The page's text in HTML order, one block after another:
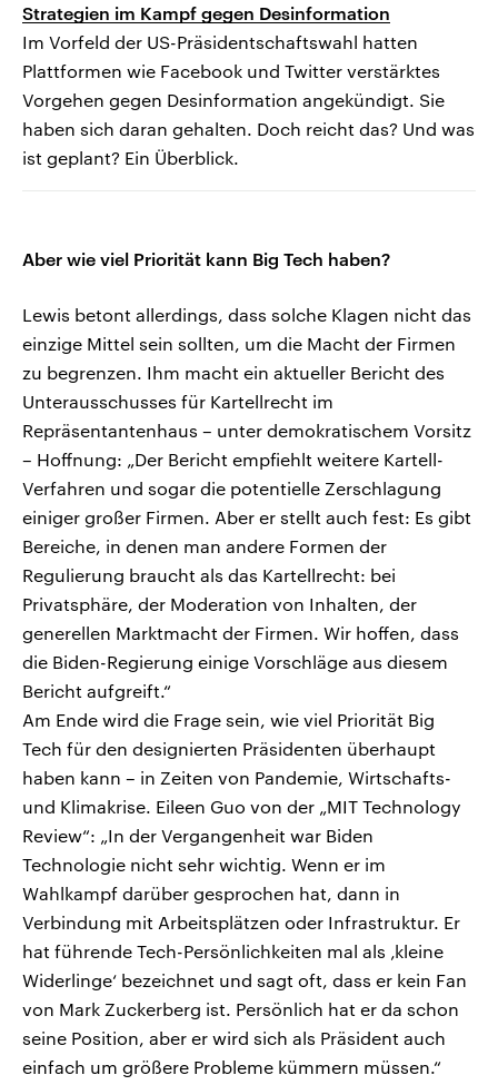
Strategien im Kampf gegen Desinformation
Im Vorfeld der US-Präsidentschaftswahl hatten
Plattformen wie Facebook und Twitter verstärktes
Vorgehen gegen Desinformation angekündigt. Sie
haben sich daran gehalten. Doch reicht das? Und was
ist geplant? Ein Überblick.
Aber wie viel Priorität kann Big Tech haben?
Lewis betont allerdings, dass solche Klagen nicht das
einzige Mittel sein sollten, um die Macht der Firmen
zu begrenzen. Ihm macht ein aktueller Bericht des
Unterausschusses für Kartellrecht im
Repräsentantenhaus – unter demokratischem Vorsitz
– Hoffnung: „Der Bericht empfiehlt weitere Kartell-
Verfahren und sogar die potentielle Zerschlagung
einiger großer Firmen. Aber er stellt auch fest: Es gibt
Bereiche, in denen man andere Formen der
Regulierung braucht als das Kartellrecht: bei
Privatsphäre, der Moderation von Inhalten, der
generellen Marktmacht der Firmen. Wir hoffen, dass
die Biden-Regierung einige Vorschläge aus diesem
Bericht aufgreift.“
Am Ende wird die Frage sein, wie viel Priorität Big
Tech für den designierten Präsidenten überhaupt
haben kann – in Zeiten von Pandemie, Wirtschafts-
und Klimakrise. Eileen Guo von der „MIT Technology
Review“: „In der Vergangenheit war Biden
Technologie nicht sehr wichtig. Wenn er im
Wahlkampf darüber gesprochen hat, dann in
Verbindung mit Arbeitsplätzen oder Infrastruktur. Er
hat führende Tech-Persönlichkeiten mal als ‚kleine
Widerlinge‘ bezeichnet und sagt oft, dass er kein Fan
von Mark Zuckerberg ist. Persönlich hat er da schon
seine Position, aber er wird sich als Präsident auch
einfach um größere Probleme kümmern müssen.“